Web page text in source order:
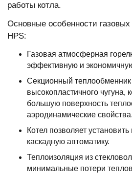
работы котла.
Основные особенности
HPS:
Газовая атмосферная
эффективную и
Секционный теплообменник
высокопластичного чугуна,
большую поверхность
аэродинамические свойства.
Котел позволяет
каскадную автоматику.
Теплоизоляция из
минимальные потери